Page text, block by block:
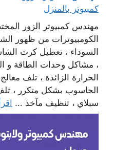
كمبيوتر بالمنزل
مهندس كمبيوتر الزور
الكومبيوترات من ظهور
السوداء ، تعطيل كرت
، مشاكل وحدات الطاقة و
الحرارة الزائدة ، تلف
الحاسوب بشكل متكرر ، تلف
سبلاي ، تنظيف مآخذ ...